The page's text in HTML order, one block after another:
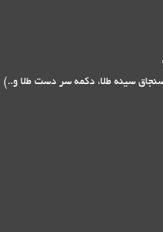
سینه طلا، دکمه سر دست طلا و..)